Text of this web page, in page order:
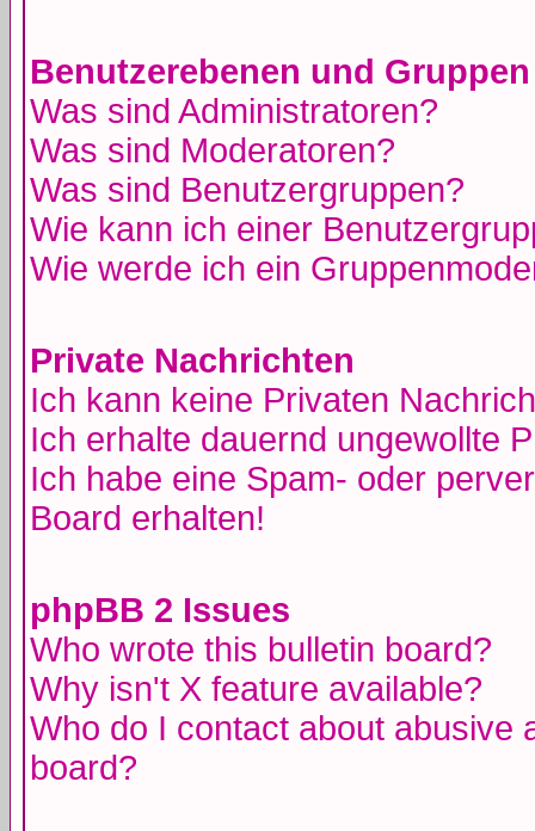
Benutzerebenen und Gruppen
Was sind Administratoren?
Was sind Moderatoren?
Was sind Benutzergruppen?
Wie kann ich einer
Wie werde ich ein
Private Nachrichten
Ich kann keine Privaten
Ich erhalte dauernd ungewollte
Ich habe eine Spam- oder
Board erhalten!
phpBB 2 Issues
Who wrote this bulletin board?
Why isn't X feature available?
Who do I contact about abusive
board?